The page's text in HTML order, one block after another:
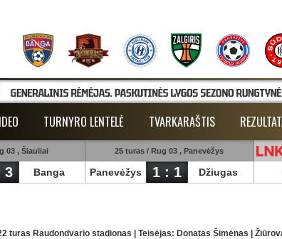
TURNYRO LENTELĖ TVARKARAŠTIS
03 , Šiauliai
3 Banga
25 turas / Rug 03 , Panevėžys
Panevėžys 1 : 1 Džiugas
turas Raudondvario stadionas | Teisėjas: Donatas Šimėnas |